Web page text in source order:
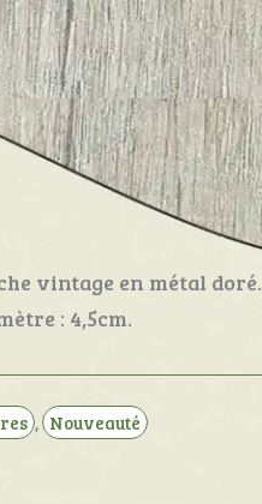
vintage en métal doré.
: 4,5cm.
, Nouveauté